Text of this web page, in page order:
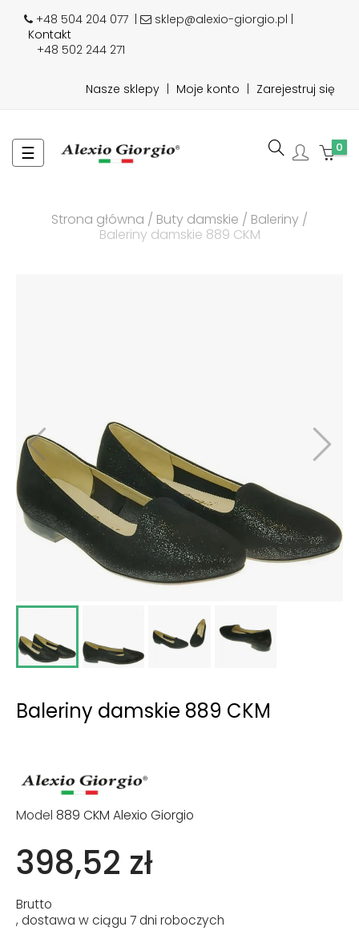
+48 504 204 077
sklep@alexio-giorgio.pl |
Kontakt
+48 502 244 271
Nasze sklepy Moje konto Zarejestruj się
Toggle
navigation
☰ 0
Strona główna Buty damskie
Baleriny
Baleriny damskie 889 CKM
Baleriny damskie 889 CKM
Model 889 CKM Alexio Giorgio
398,52 zł
Brutto
, dostawa w ciągu 7 dni roboczych